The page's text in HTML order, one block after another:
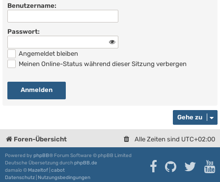
Benutzername:
Passwort:
Angemeldet bleiben
Meinen Online-Status während dieser Sitzung verbergen
Gehe zu
Foren-Übersicht Alle Zeiten sind UTC+02:00
Powered by phpBB® Forum Software © phpBB Limited
Deutsche Übersetzung durchphpBB.de
damaïo © Mazeltof cabot
Datenschutz Nutzungsbedingungen